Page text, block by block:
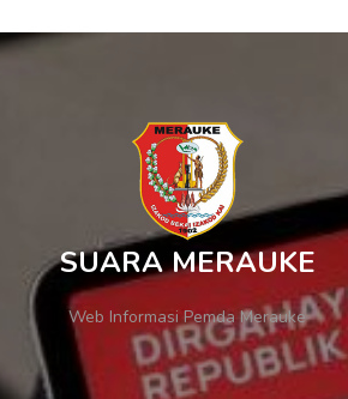
SUARA MERAUKE
Web Informasi Pemda Merauke